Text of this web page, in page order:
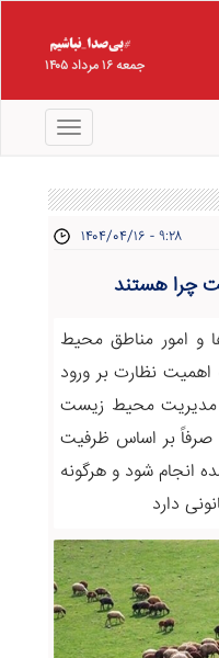
جمعه ۱۶ مرداد ۱۴۰۵
منو
۱۴۰۴/۰۴/۱۶ - ۹:۲۸
چرا هستند
و امور مناطق محیط
اهمیت نظارت بر ورود
مدیریت محیط زیست
صرفاً بر اساس ظرفیت
انجام شود و هرگونه
دارد